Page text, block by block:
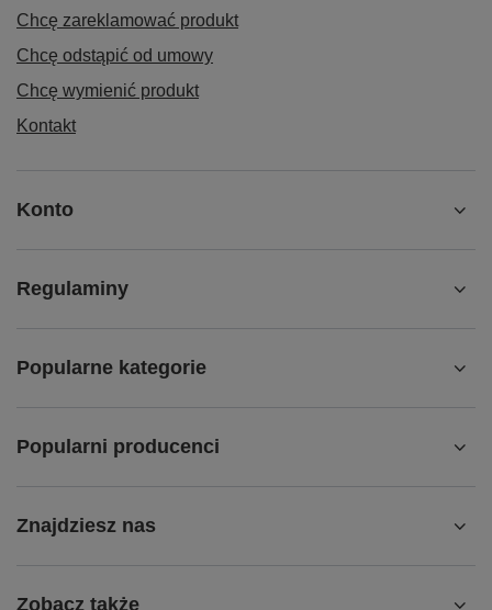
Chcę zareklamować produkt
Chcę odstąpić od umowy
Chcę wymienić produkt
Kontakt
Konto
Regulaminy
Popularne kategorie
Popularni producenci
Znajdziesz nas
Zobacz także